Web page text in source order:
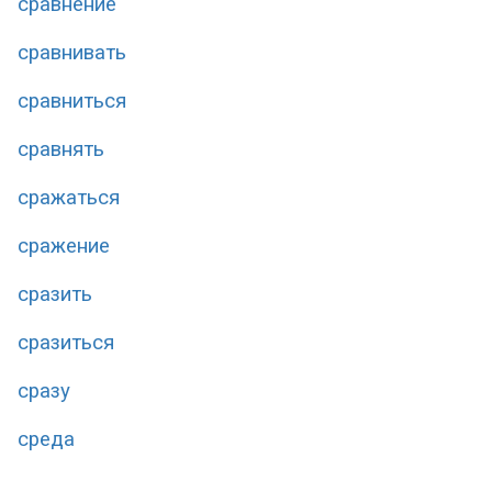
сравнивать
сравниться
сравнять
сражаться
сражение
сразить
сразиться
сразу
среда